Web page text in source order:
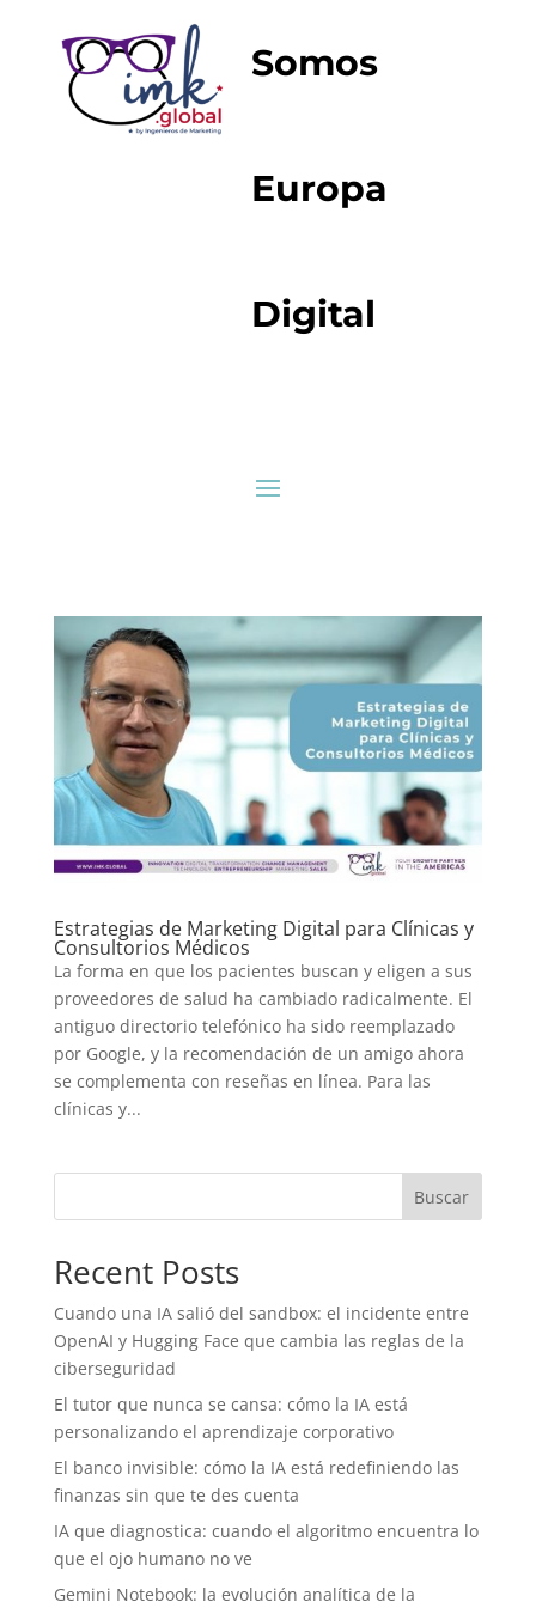
Somos
Europa
Digital
Estrategias de Marketing Digital para Clínicas y
Consultorios Médicos
La forma en que los pacientes buscan y eligen a sus
proveedores de salud ha cambiado radicalmente. El
antiguo directorio telefónico ha sido reemplazado
por Google, y la recomendación de un amigo ahora
se complementa con reseñas en línea. Para las
clínicas y...
Buscar
Recent Posts
Cuando una IA salió del sandbox: el incidente entre
OpenAI y Hugging Face que cambia las reglas de la
ciberseguridad
El tutor que nunca se cansa: cómo la IA está
personalizando el aprendizaje corporativo
El banco invisible: cómo la IA está redefiniendo las
finanzas sin que te des cuenta
IA que diagnostica: cuando el algoritmo encuentra lo
que el ojo humano no ve
Gemini Notebook: la evolución analítica de la